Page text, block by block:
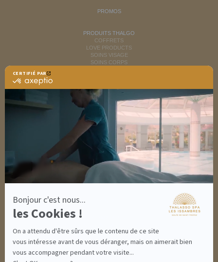
CERTIFIÉ PAR
certifié
En
Axeptio
Bonjour c'est nous...
les Cookies !
On a attendu d'être sûrs que le contenu de ce site
vous intéresse avant de vous déranger, mais on aimerait bien
vous accompagner pendant votre visite...
PROMOS
PRODUITS THALGO
COFFRETS
LOVE PRODUCTS
SOINS VISAGE
SOINS CORPS
SOLAIRES
NUTRITION / INFUSIONS
OUTLET
DÉCOUVRIR EN IMAGES
NEWSLETTERS
8 BONNES RAISONS DE VENIR
MON COMPTE
MON PANIER
MENTIONS LÉGALES
CONDITIONS GÉNÉRALES - BONS CADEAUX
POLITIQUE DE CONFIDENTIALITÉ